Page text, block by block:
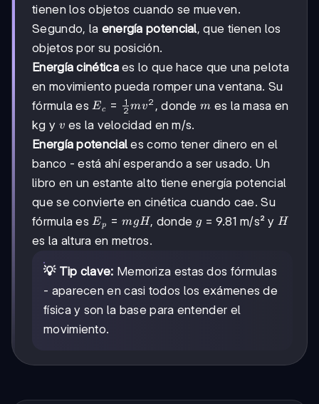
tienen los objetos cuando se mueven.
Segundo, la energía potencial, que tienen los
objetos por su posición.
Energía cinéticaes lo que hace que una pelota
en movimiento pueda romper una ventana. Su
fórmula esE_c =
\frac{1}
{2}mv^2
Ec = 2
1 mv2 , dondem
m es la masa en
kg y v
v es la velocidad en m/s.
Energía potencial es como tener dinero en el
banco - está ahí esperando a ser usado. Un
libro en un estante alto tiene energía potencial
que se convierte en cinética cuando cae. Su
fórmula esE_p
=
mgH
Ep = mgH, donde g
g = 9.81 m/s² yH
H
es la altura en metros.
💡 Tip clave: Memoriza estas dos fórmulas
- aparecen en casi todos los exámenes de
física y son la base para entender el
movimiento.